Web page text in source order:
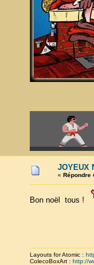
JOYEUX
« Répondre
Bon noël tous !
Layouts for Atomic :
ColecoBoxArt : http://